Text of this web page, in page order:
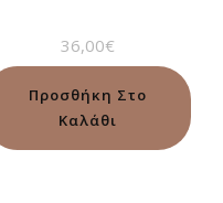
36,00€
Προσθήκη Στο
Καλάθι